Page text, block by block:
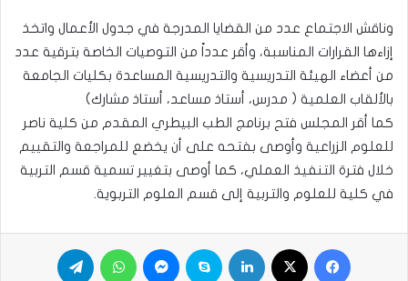
وناقش الاجتماع عدد من القضايا المدرجة في جدول الأعمال واتخذ
إزاءها القرارات المناسبة، وأقر عدداً من التوصيات الخاصة بترقية عدد
من أعضاء الهيئة التدريسية والتدريسية المساعدة بكليات الجامعة
بالألقاب العلمية ( مدرس، أستاذ مساعد، أستاذ مشارك)
كما أقر المجلس فتح برنامج الطب البيطري المقدم من كلية ناصر
للعلوم الزراعية وأوصى بفتحه على أن يخضع للمراجعة والتقييم
خلال فترة التنفيذ العملي، كما أوصى بتغيير تسمية قسم التربية
في كلية للعلوم والتربية إلى قسم العلوم التربوية.